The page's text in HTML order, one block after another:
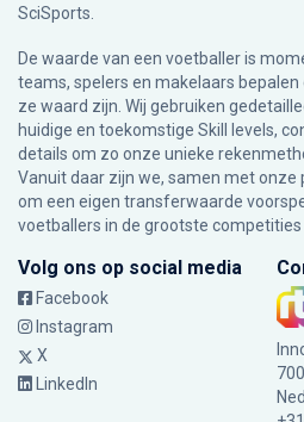
SciSports
De waarde van een voetballer is
teams, spelers en makelaars
ze waard zijn. Wij gebruiken
huidige en toekomstige Skill levels,
details om zo onze unieke
Vanuit daar zijn we, samen met onze
om een eigen transferwaarde
voetballers in de grootste competities
Volg ons op social media
Facebook
Instagram
X
LinkedIn